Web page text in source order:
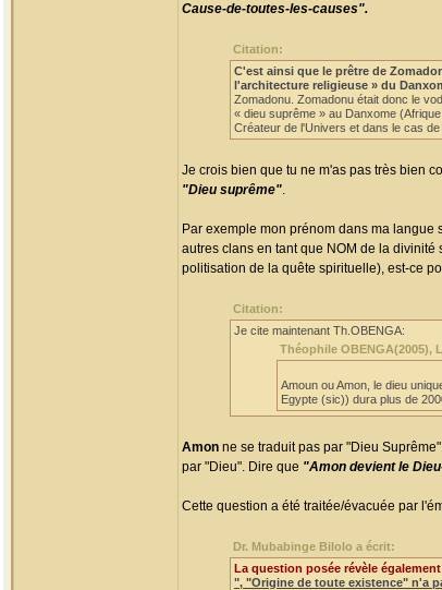
Cause-de-toutes-les-causes".
Citation:
C'est ainsi que le prêtre de
l'architecture religieuse » du
Zomadonu. Zomadonu était donc le
« dieu suprême » au Danxome
Créateur de l'Univers et dans le cas
Je crois bien que tu ne m'as pas très bien
"Dieu suprême".
Par exemple mon prénom dans ma
autres clans en tant que NOM de la
politisation de la quête spirituelle), est-ce
Citation:
Je cite maintenant Th.OBENGA:
Théophile OBENGA(2005),
Amoun ou Amon, le dieu
Egypte (sic)) dura plus de
Amon ne se traduit pas par "Dieu
par "Dieu". Dire que "Amon devient le
Cette question a été traitée/évacuée par
Dr. Mubabinge Bilolo a écrit:
La question posée révèle
", "Origine de toute existence" n'a